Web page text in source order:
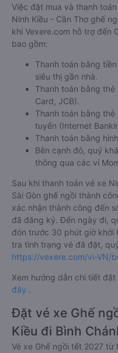
Việc đặt mua và thanh
Ninh Kiều - Cần Thơ ghế
khi Vexere.com hỗ trợ đến
bao gồm:
Thanh toán bằng
siêu thị gần nhà.
Thanh toán bằng
Card, JCB).
Thanh toán bằng
tuyến (Internet
Thanh toán bằng
Bên cạnh đó, quý
thông qua các ví
Sau khi thanh toán vé xe
Sài Gòn ghế ngồi thành
xác nhận thành công đến
đã đăng ký. Đến ngày đi,
đón trước 30 phút giờ khởi
tra tình trạng vé đã đặt,
https://vexere.com/vi-VN/
Xem hướng dẫn chi tiết
đây .
Đặt vé xe Ghế
Kiều đi Bình
Vé xe Ghế ngồi tết 2027 từ